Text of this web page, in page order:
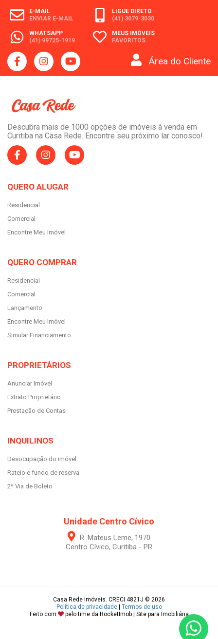
E-MAIL
ENVIAR E-MAIL
LIGUE DIRETO
(41) 3079-3030
WHATSAPP
(41) 99725-1919
MEUS IMÓVEIS
FAVORITOS
Área do Cliente
Descubra mais de 1000 opções de imóveis à venda em
Curitiba na Casa Rede. Encontre seu próximo lar conosco!
QUERO ALUGAR
Residencial
Comercial
Encontre Meu Imóvel
QUERO COMPRAR
Residencial
Comercial
Lançamento
Encontre Meu Imóvel
Simular Financiamento
PROPRIETÁRIOS
Anunciar Imóvel
Extrato Proprietário
Prestação de Contas
INQUILINOS
Desocupação do imóvel
Rateio e fundo de reserva
2ª Via de Boleto
Unidade Centro Cívico
R. Mateus Leme, 1970
Centro Cívico, Curitiba - PR
Casa Rede Imóveis. CRECI 4821J © 2026
Política de privacidade| Termos de uso
Feito com
pelo time da RocketImob | Site para Imobiliária